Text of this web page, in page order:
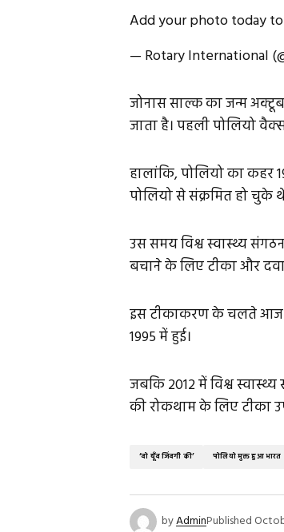
Add your photo today
— Rotary International
जोनास साल्क का जन्म
जाता है। पहली पोलियो
हालांकि, पोलियो का
पोलियो से संक्रमित हो चुके
उस समय विश्व स्वास्थ्य
बचाने के लिए टीका और दवा
इस टीकाकरण के चलते आज
1995 में हुई।
जबकि 2012 में विश्व
की रोकथाम के लिए टीका
‘दो बूँद जिंदगी की’ पोलियो मुक्त हुआ भारत
byAdminPublished